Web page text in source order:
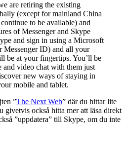
are retiring the existing
(except for mainland China
to be available) and
of Messenger and Skype
and sign in using a Microsoft
Messenger ID) and all your
be at your fingertips. You’ll be
and video chat with them just
new ways of staying in
mobile and tablet.
”The Next Web” där du hittar lite
givetvis också hitta mer att läsa direkt
”uppdatera” till Skype, om du inte